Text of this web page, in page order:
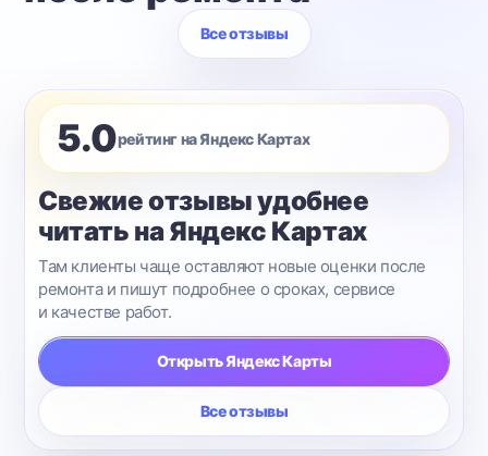
Все отзывы
5.0рейтинг на Яндекс Картах
Свежие отзывы удобнее
читать на Яндекс Картах
Там клиенты чаще оставляют новые оценки после
ремонта и пишут подробнее о сроках, сервисе
и качестве работ.
Открыть Яндекс Карты
Все отзывы